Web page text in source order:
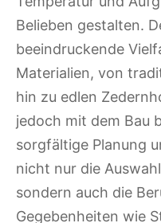
Belieben gestalten.
beeindruckende
Materialien, von
hin zu edlen
jedoch mit dem Bau
sorgfältige Planung
nicht nur die
sondern auch die
Gegebenheiten wie